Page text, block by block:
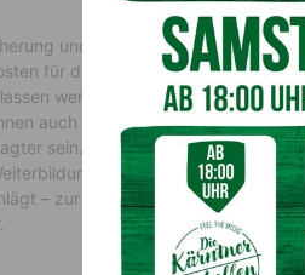
und die Schaffung von
für die Energiewende müssen
werden. Je effizienter und
auch die Kosten für Haushalte
sein. Eine Herausforderung und
in diesen Bereichen
– zur (teilweisen) Finanzierung